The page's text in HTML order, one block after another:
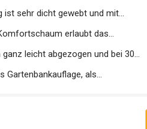
ist sehr dicht gewebt und mit...
erlaubt das...
ganz leicht abgezogen und bei 30...
Gartenbankauflage, als...